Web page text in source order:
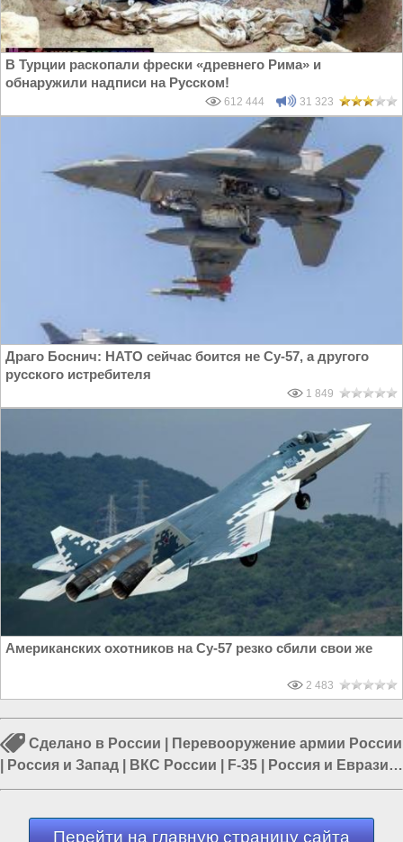
В Турции раскопали фрески «древнего Рима» и
обнаружили надписи на Русском!
612 444 31 323
Драго Боснич: НАТО сейчас боится не Су-57, а другого
русского истребителя
1 849
Американских охотников на Су-57 резко сбили свои же
2 483
Сделано в России
Перевооружение армии России
Россия и Запад ВКС России F-35
Россия и Евразия
|Россия и США
Перейти на главную страницу сайта